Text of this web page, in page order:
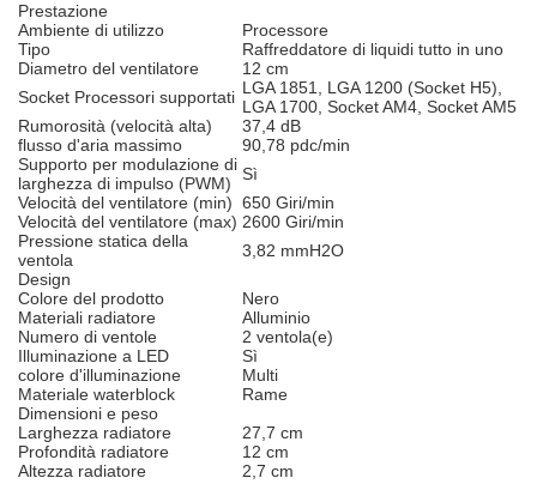
Prestazione
Ambiente di utilizzo
Processore
Tipo
Raffreddatore di liquidi tutto in uno
Diametro del ventilatore
12 cm
Socket Processori supportati LGA 1851, LGA 1200 (Socket H5),
LGA 1700, Socket AM4, Socket AM5
Rumorosità (velocità alta)
37,4 dB
flusso d'aria massimo
90,78 pdc/min
Supporto per modulazione di
larghezza di impulso (PWM)
Sì
Velocità del ventilatore (min) 650 Giri/min
Velocità del ventilatore (max) 2600 Giri/min
Pressione statica della
ventola
3,82 mmH2O
Design
Colore del prodotto
Nero
Materiali radiatore
Alluminio
Numero di ventole
2 ventola(e)
Illuminazione a LED
Sì
colore d'illuminazione
Multi
Materiale waterblock
Rame
Dimensioni e peso
Larghezza radiatore
27,7 cm
Profondità radiatore
12 cm
Altezza radiatore
2,7 cm